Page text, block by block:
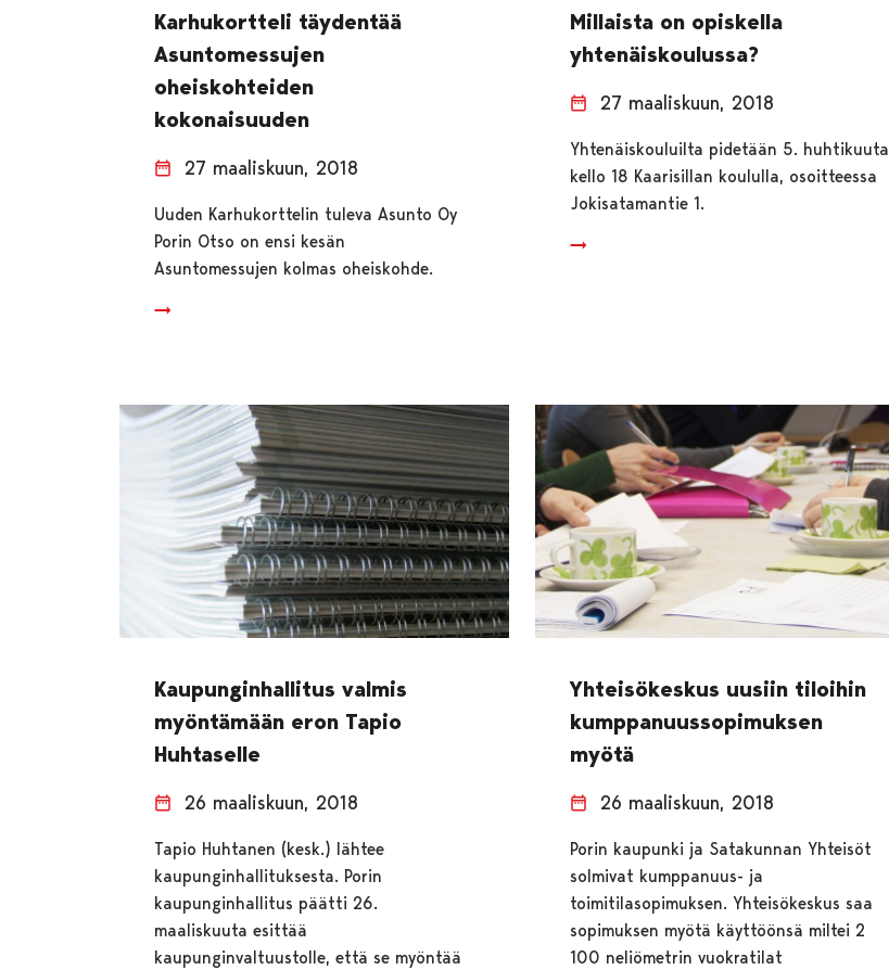
Karhukortteli täydentää
Asuntomessujen
oheiskohteiden
kokonaisuuden
27 maaliskuun, 2018
Uuden Karhukorttelin tuleva Asunto Oy
Porin Otso on ensi kesän
Asuntomessujen kolmas oheiskohde.
Millaista on opiskella
yhtenäiskoulussa?
27 maaliskuun, 2018
Yhtenäiskouluilta pidetään 5. huhtikuuta
kello 18 Kaarisillan koululla, osoitteessa
Jokisatamantie 1.
Kaupunginhallitus valmis
myöntämään eron Tapio
Huhtaselle
26 maaliskuun, 2018
Tapio Huhtanen (kesk.) lähtee
kaupunginhallituksesta. Porin
kaupunginhallitus päätti 26.
maaliskuuta esittää
kaupunginvaltuustolle, että se myöntää
Yhteisökeskus uusiin tiloihin
kumppanuussopimuksen
myötä
26 maaliskuun, 2018
Porin kaupunki ja Satakunnan Yhteisöt
solmivat kumppanuus- ja
toimitilasopimuksen. Yhteisökeskus saa
sopimuksen myötä käyttöönsä miltei 2
100 neliömetrin vuokratilat